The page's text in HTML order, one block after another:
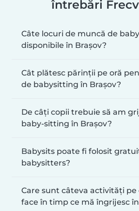
întrebări
Câte locuri de muncă de
disponibile în Brașov?
Cât plătesc părinții pe oră
de babysitting în Brașov?
De câți copii trebuie să am
baby-sitting în Brașov?
Babysits poate fi folosit
babysitters?
Care sunt câteva activități pe
face în timp ce mă îngrijesc